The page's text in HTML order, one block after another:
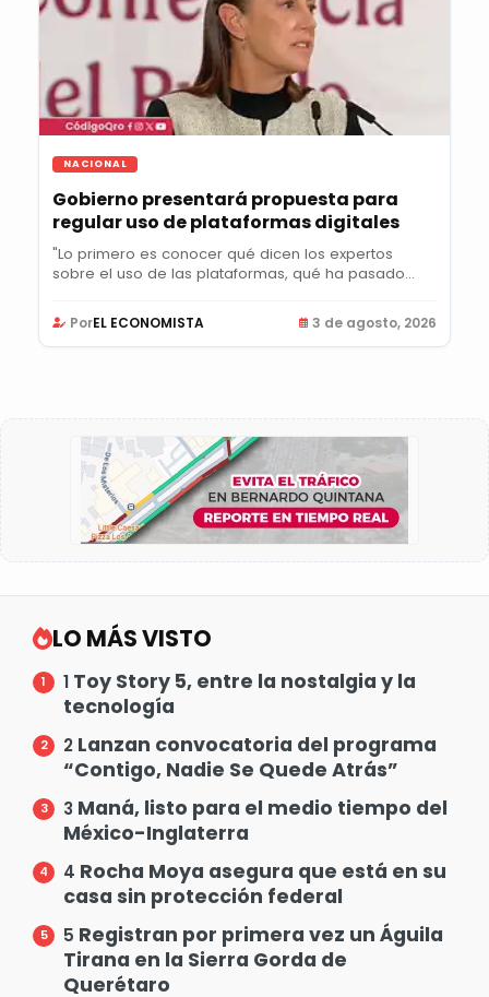
NACIONAL
Gobierno presentará propuesta para
regular uso de plataformas digitales
"Lo primero es conocer qué dicen los expertos
sobre el uso de las plataformas, qué ha pasado
PorEL ECONOMISTA 3 de agosto, 2026
LO MÁS VISTO
1 Toy Story 5, entre la nostalgia y la
tecnología
2 Lanzan convocatoria del programa
“Contigo, Nadie Se Quede Atrás”
3 Maná, listo para el medio tiempo del
México-Inglaterra
4 Rocha Moya asegura que está en su
casa sin protección federal
5 Registran por primera vez un Águila
Tirana en la Sierra Gorda de
Querétaro